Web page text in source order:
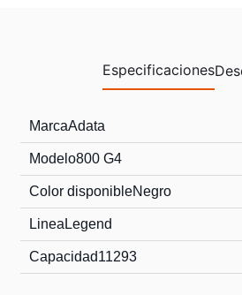
Especificaciones
MarcaAdata
Modelo800 G4
Color disponibleNegro
Linea Legend
Capacidad11293